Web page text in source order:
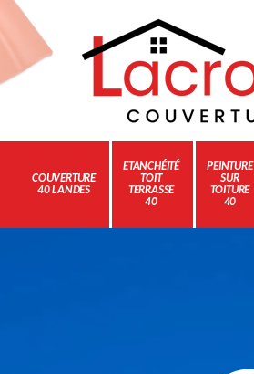
COUVERTURE
40 LANDES
ETANCHÉITÉ
TOIT
TERRASSE
40
PEINTURE
SUR
TOITURE
40